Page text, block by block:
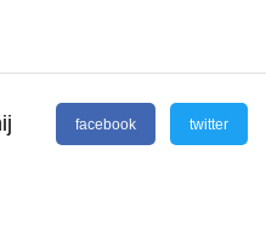
facebook twitter